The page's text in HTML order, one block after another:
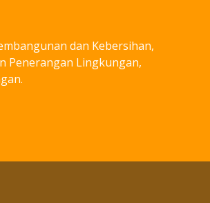
dan Kebersihan,
Penerangan Lingkungan,